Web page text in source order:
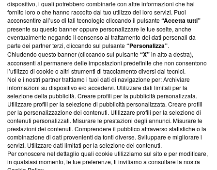
ancora membro del programma, ma ha richiesto di farne
parte; Trust Project non ha ancora effettuato una verifica di
conformità agli standard.
Su di noi
Team editoriale
Corporate
Redazione
Informativa Privacy
Cookie Policy
Blasting SA, IDI CHE-247.845.224, Via Carlo Frasca, 3 - 6900
Lugano (Svizzera) Tel:+39 0690258937
dispositivo, i quali potrebbero combinarle con altre informazioni che hai
fornito loro o che hanno raccolto dal tuo utilizzo dei loro servizi. Puoi
acconsentire all’uso di tali tecnologie cliccando il pulsante“Accetta tutti”
presente su questo banner oppure personalizzare le tue scelte, anche
eventualmente negando il consenso al trattamento dei dati personali da
parte dei partner terzi, cliccando sul pulsante“Personalizza”.
Chiudendo questo banner (cliccando sul pulsante“X”in alto a destra),
acconsenti al permanere delle impostazioni predefinite che non consentono
l’utilizzo di cookie o altri strumenti di tracciamento diversi dai tecnici.
Noi e i nostri partner trattiamo i tuoi dati di navigazione per: Archiviare
informazioni su dispositivo e/o accedervi. Utilizzare dati limitati per la
selezione della pubblicità. Creare profili per la pubblicità personalizzata.
Utilizzare profili per la selezione di pubblicità personalizzata. Creare profili
per la personalizzazione dei contenuti. Utilizzare profili per la selezione di
contenuti personalizzati. Misurare le prestazioni degli annunci. Misurare le
prestazioni dei contenuti. Comprendere il pubblico attraverso statistiche o la
combinazione di dati provenienti da fonti diverse. Sviluppare e migliorare i
servizi. Utilizzare dati limitati per la selezione dei contenuti.
Per conoscere nel dettaglio quali cookie utilizziamo sul sito e per modificare,
in qualsiasi momento, le tue preferenze, ti invitiamo a consultare la nostra